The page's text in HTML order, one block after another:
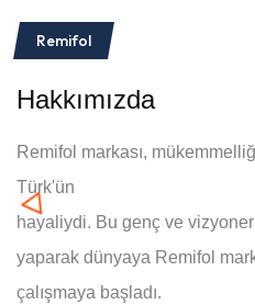
Remifol
Hakkımızda
Remifol markası,
Türk'ün
hayaliydi. Bu genç ve
yaparak dünyaya Remifol
çalışmaya başladı.